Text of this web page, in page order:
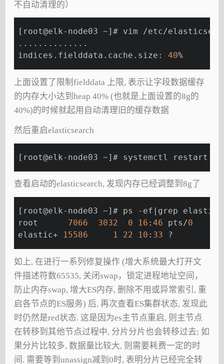
不自动清理的）
[root@elk-node03 ~]# vim /etc/
..............
indices.fielddata.cache.size: 40%
上面设置了限制fielddata 上限, 表示让字段数据缓存
的内存大小达到heap 40% (也就是上面设置的8g的
40%)的时候就起用自动清理旧的缓存数据
然后重启elasticsearch
[root@elk-node03 ~]# systemctl restart
查看启动的elasticsearch, 发现内存已经调整到8g了
[root@elk-node03 ~]# ps -ef|grep
root 7066 3032 0 16 :46 pts/0
elastic+
15586 1 22 10 : 33 ?
如上, 在进行一系列修复操作 (增大系统最大打开文
件描述符数65535, 关闭swap，锁定进程地址空间，
防止内存swap, 增大ES内存, 删除不用或异常索引, 重
启各节点的ES服务) 后, 再次查看ES集群状态, 发现此
时仍然是red状态. 这是因为es主节点重启, 则主节点
在转移到其他节点过程中, 分片分片也会转移过去; 如
果分片比较多, 数据量比较大, 则需要耗费一定的时
间. 需要等到unassign减到0时, 表明分片已经完全转